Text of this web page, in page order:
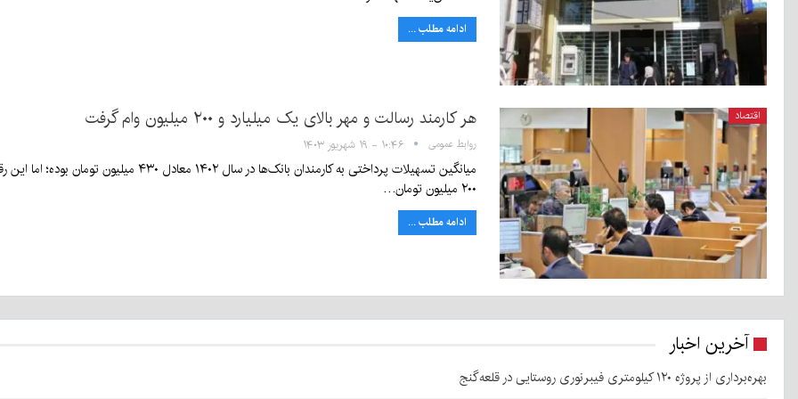
ادامه مطلب ...
اقتصاد هر کارمند رسالت و مهر بالای یک میلیارد و ۲۰۰ میلیون وام گرفت
روابط عمومی ۱۰:۴۶ - ۱۹ شهریور ۱۴۰۳
میانگین تسهیلات پرداختی به کارمندان
۲۰۰ میلیون تومان…
ادامه مطلب ...
آخرین اخبار
بهره‌برداری از پروژه ۱۲۰ کیلومتری فیبرنوری روستایی در قلعه‌گنج